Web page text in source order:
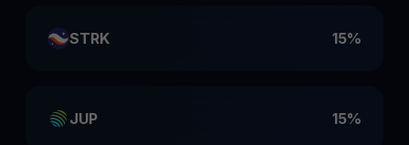
STRK 15%
JUP 15%